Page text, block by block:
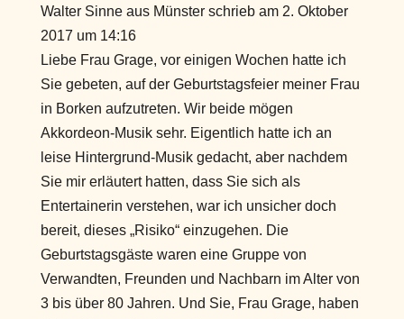
Walter Sinne aus Münster schrieb am2. Oktober
2017 um 14:16
Liebe Frau Grage, vor einigen Wochen hatte ich
Sie gebeten, auf der Geburtstagsfeier meiner Frau
in Borken aufzutreten. Wir beide mögen
Akkordeon-Musik sehr. Eigentlich hatte ich an
leise Hintergrund-Musik gedacht, aber nachdem
Sie mir erläutert hatten, dass Sie sich als
Entertainerin verstehen, war ich unsicher doch
bereit, dieses „Risiko“ einzugehen. Die
Geburtstagsgäste waren eine Gruppe von
Verwandten, Freunden und Nachbarn im Alter von
3 bis über 80 Jahren. Und Sie, Frau Grage, haben